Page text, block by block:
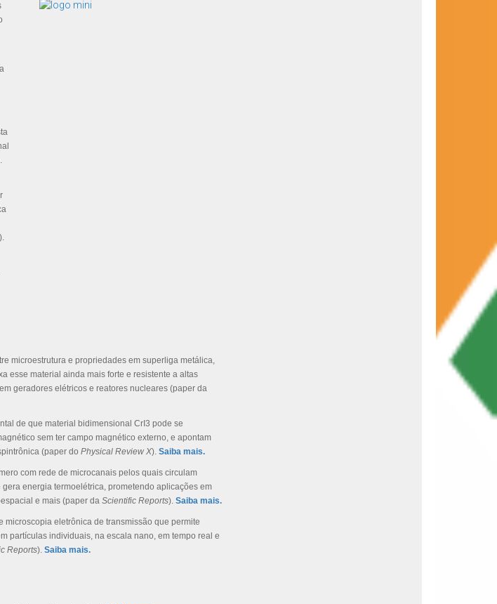
microestrutura e propriedades em superliga metálica,
esse material ainda mais forte e resistente a altas
geradores elétricos e reatores nucleares (paper da
de que material bidimensional CrI3 pode se
sem ter campo magnético externo, e apontam
(paper do Physical Review X). Saiba mais.
com rede de microcanais pelos quais circulam
energia termoelétrica, prometendo aplicações em
e mais (paper da Scientific Reports). Saiba mais.
microscopia eletrônica de transmissão que permite
partículas individuais, na escala nano, em tempo real e
Reports). Saiba mais.